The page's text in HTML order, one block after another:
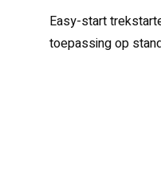
Easy-start
toepassing op